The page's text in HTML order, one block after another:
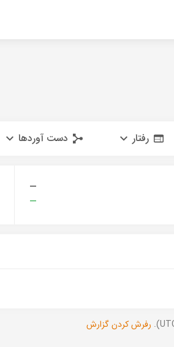
رفتار دست آوردها
—
—
رفرش کردن گزارش